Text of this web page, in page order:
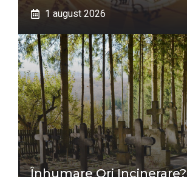
1 august 2026
Înhumare Ori Incinerare?